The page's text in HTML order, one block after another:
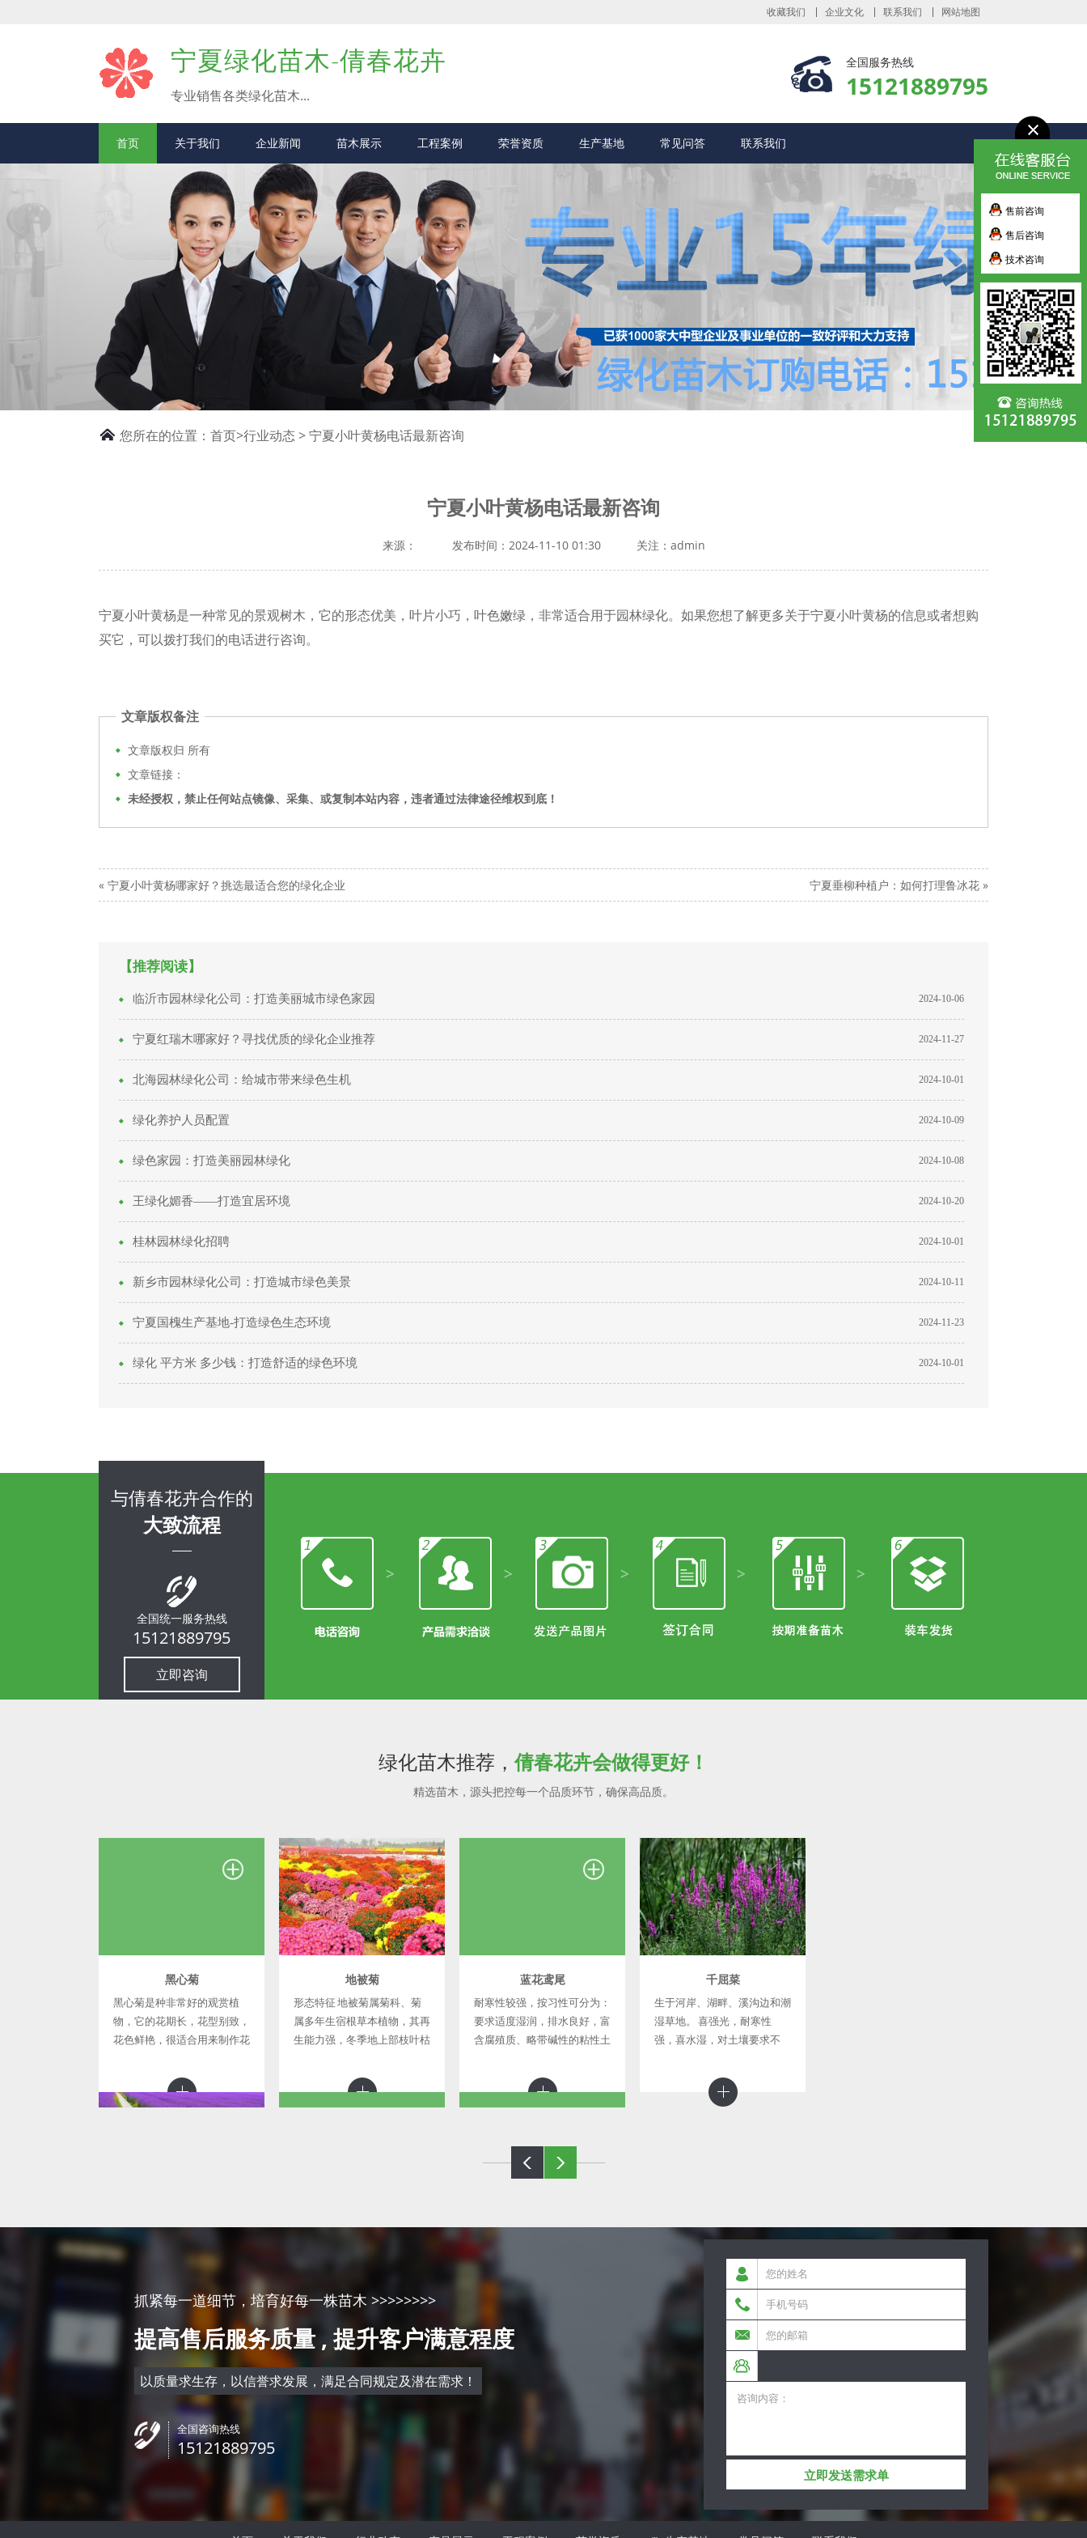
收藏我们 企业文化 联系我们 网站地图
宁夏绿化苗木-倩春花卉
专业销售各类绿化苗木...
全国服务热线
15121889795
首页 关于我们 企业新闻 苗木展示 工程案例 荣誉资质 生产基地 常见问答 联系我们
您所在的位置： 首页>行业动态> 宁夏小叶黄杨电话最新咨询
宁夏小叶黄杨电话最新咨询
来源： 发布时间：2024-11-10 01:30 关注：admin
宁夏小叶黄杨是一种常见的景观树木，它的形态优美，叶片小巧，叶色嫩绿，非常适合用于园林绿化。如果您想了解更多关于宁夏小叶黄杨的信息或者想购
买它，可以拨打我们的电话进行咨询。
文章版权备注
文章版权归 所有
文章链接：
未经授权，禁止任何站点镜像、采集、或复制本站内容，违者通过法律途径维权到底！
« 宁夏小叶黄杨哪家好？挑选最适合您的绿化企业 宁夏垂柳种植户：如何打理鲁冰花 »
【推荐阅读】
2024-10-06
临沂市园林绿化公司：打造美丽城市绿色家园
2024-11-27
宁夏红瑞木哪家好？寻找优质的绿化企业推荐
2024-10-01
北海园林绿化公司：给城市带来绿色生机
2024-10-09
绿化养护人员配置
2024-10-08
绿色家园：打造美丽园林绿化
2024-10-20
王绿化媚香——打造宜居环境
2024-10-01
桂林园林绿化招聘
2024-10-11
新乡市园林绿化公司：打造城市绿色美景
2024-11-23
宁夏国槐生产基地-打造绿色生态环境
2024-10-01
绿化 平方米 多少钱：打造舒适的绿色环境
与倩春花卉合作的
大致流程
全国统一服务热线
15121889795
立即咨询
绿化苗木推荐， 倩春花卉会做得更好！
精选苗木，源头把控每一个品质环节，确保高品质。
黑心菊
黑心菊是种非常好的观赏植
物，它的花期长，花型别致，
花色鲜艳，很适合用来制作花
地，能很好的绿化和美化环
境。 黑心菊的适应能力很
地被菊
形态特征 地被菊属菊科、菊
属多年生宿根草本植物，其再
生能力强，冬季地上部枝叶枯
发新芽，初春至秋末依品种不
同依次开花。地被菊植株低
蓝花鸢尾
耐寒性较强，按习性可分为：
要求适度湿润，排水良好，富
含腐殖质、略带碱性的粘性土
中； 生于浅水中； 喜阳光充
足，气候凉爽，耐寒力强，亦
千屈菜
生于河岸、湖畔、溪沟边和潮
湿草地。 喜强光，耐寒性
强，喜水湿，对土壤要求不
壤上生长更好。
形态特征 多年生草本，高30-
120厘米。茎四方形，近基部
可为圆形，节和棱上有硬毛。
叶片卵圆形至倒卵形或长圆状
披针形，长2-8厘米，宽1-5厘
米，基生叶的边缘通常有粗锯
齿和缺刻，茎
燥、通风良好的环境，亦耐轻
度蔽阴，能耐-20℃的低温；
不择土壤，要求排水良好，耐
贫瘠和干旱，忌雨涝积水。植
株强健，管理粗
1米，须根稠密而发达，呈伞
很强的缚土保水能力。 马蔺
直立生长的叶片可有效地减少
水分蒸发
抓紧每一道细节，培育好每一株苗木 >>>>>>>>
提高售后服务质量 , 提升客户满意程度
以质量求生存，以信誉求发展，满足合同规定及潜在需求！
全国咨询热线
15121889795
立即发送需求单
售前咨询
售后咨询
技术咨询